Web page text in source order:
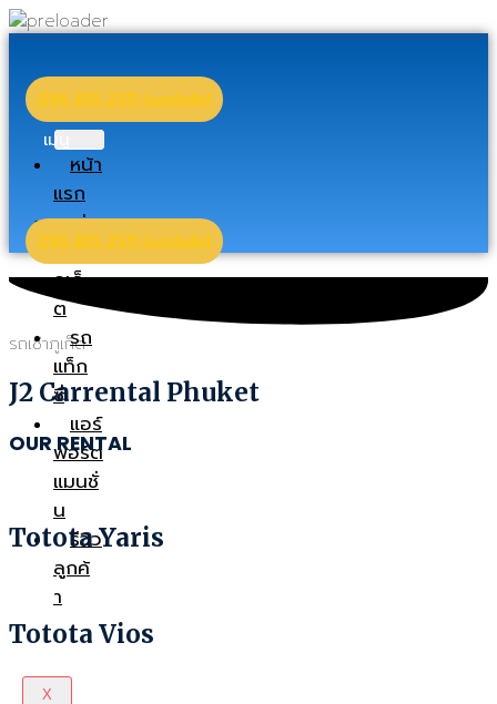
096 835 2511 (เบอร์หลัก)
เมนู
หน้า
แรก
เช่า
รถ
ภูเก็
ต
รถ
แท็ก
ซี่
แอร์
พอร์ต
แมนชั่
น
รีวิว
ลูกค้
า
X
096 835 2511 (เบอร์หลัก)
รถเช่าภูเก็ต
J2 Carrental Phuket
OUR RENTAL
Totota Yaris
Totota Vios